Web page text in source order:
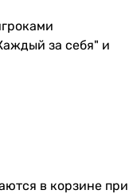
за себя" и
в корзине при